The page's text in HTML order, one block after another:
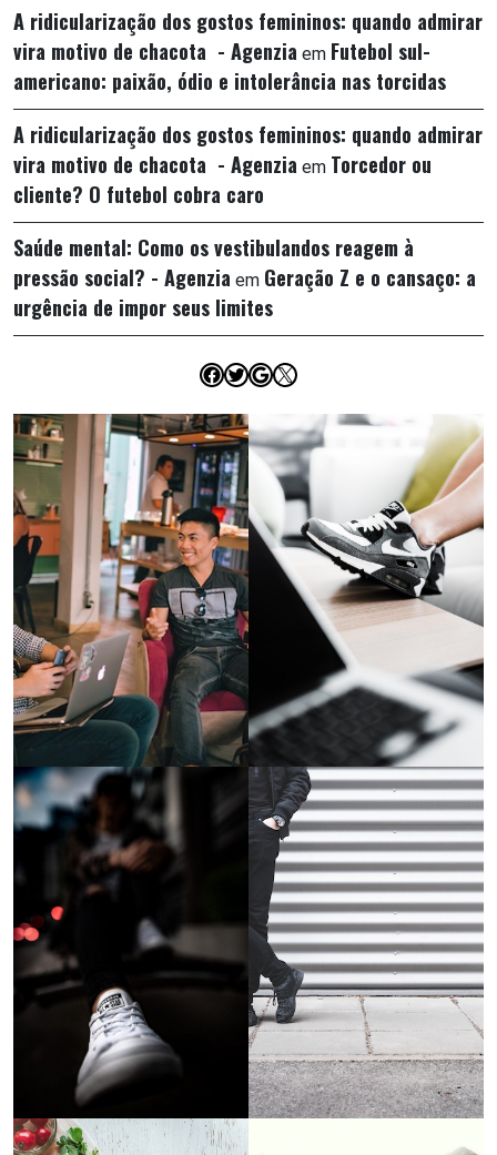
A ridicularização dos gostos femininos: quando admirar
vira motivo de chacota - Agenzia em Futebol sul-
americano: paixão, ódio e intolerância nas torcidas
A ridicularização dos gostos femininos: quando admirar
vira motivo de chacota - Agenzia em Torcedor ou
cliente? O futebol cobra caro
Saúde mental: Como os vestibulandos reagem à
pressão social? - Agenzia em Geração Z e o cansaço: a
urgência de impor seus limites
Facebook
Twitter
Google
X